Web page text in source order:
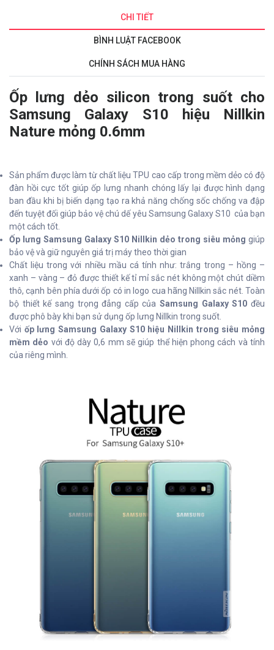
CHI TIẾT
BÌNH LUẬT FACEBOOK
CHÍNH SÁCH MUA HÀNG
Ốp lưng dẻo silicon trong suốt cho
Samsung Galaxy S10 hiệu Nillkin
Nature mỏng 0.6mm
Sản phẩm được làm từ chất liệu TPU cao cấp trong mềm dẻo có độ
đàn hồi cực tốt giúp ốp lưng nhanh chóng lấy lại được hình dạng
ban đầu khi bị biến dạng tạo ra khả năng chống sốc chống va đập
đến tuyệt đối giúp bảo vệ chú dế yêu Samsung Galaxy S10 của bạn
một cách tốt.
Ốp lưng Samsung Galaxy S10 Nillkin dẻo trong siêu mỏng giúp
bảo vệ và giữ nguyên giá trị máy theo thời gian
Chất liệu trong với nhiều mầu cá tính như: trắng trong – hồng –
xanh – vàng – đỏ được thiết kế tỉ mỉ sắc nét không một chút diềm
thô, cạnh bên phía dưới ốp có in logo cua hãng Nillkin sắc nét. Toàn
bộ thiết kế sang trọng đẳng cấp củaSamsung Galaxy S10đều
được phô bày khi bạn sử dụng ốp lưng Nillkin trong suốt.
Với ốp lưng Samsung Galaxy S10 hiệu Nillkin trong siêu mỏng
mềm dẻo với độ dày 0,6 mm sẽ giúp thể hiện phong cách và tính
của riêng mình.